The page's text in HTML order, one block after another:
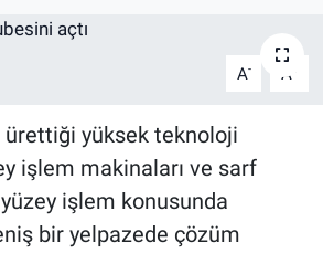
A- A
ürettiği yüksek teknoloji
işlem makinaları ve sarf
işlem konusunda
bir yelpazede çözüm